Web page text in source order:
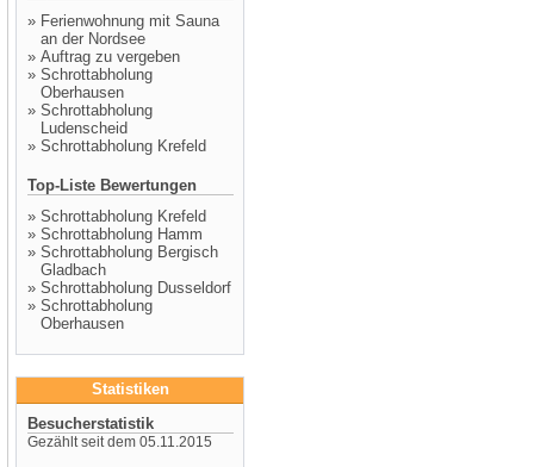
» Ferienwohnung mit Sauna
an der Nordsee
» Auftrag zu vergeben
» Schrottabholung
Oberhausen
» Schrottabholung
Ludenscheid
» Schrottabholung Krefeld
Top-Liste Bewertungen
» Schrottabholung Krefeld
» Schrottabholung Hamm
» Schrottabholung Bergisch
Gladbach
» Schrottabholung Dusseldorf
» Schrottabholung
Oberhausen
Statistiken
Besucherstatistik
Gezählt seit dem 05.11.2015